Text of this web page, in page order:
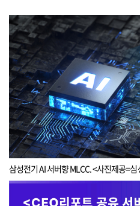
삼성전기 AI 서버향 MLCC. <사진제공=